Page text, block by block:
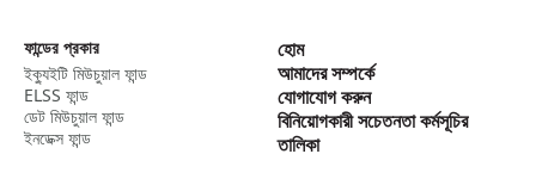
ফান্ডের প্রকার
ইক্যুইটি মিউচুয়াল ফান্ড
ELSS ফান্ড
ডেট মিউচুয়াল ফান্ড
ইনডেক্স ফান্ড
হোম
আমাদের সম্পর্কে
যোগাযোগ করুন
বিনিয়োগকারী সচেতনতা কর্মসূচির
তালিকা